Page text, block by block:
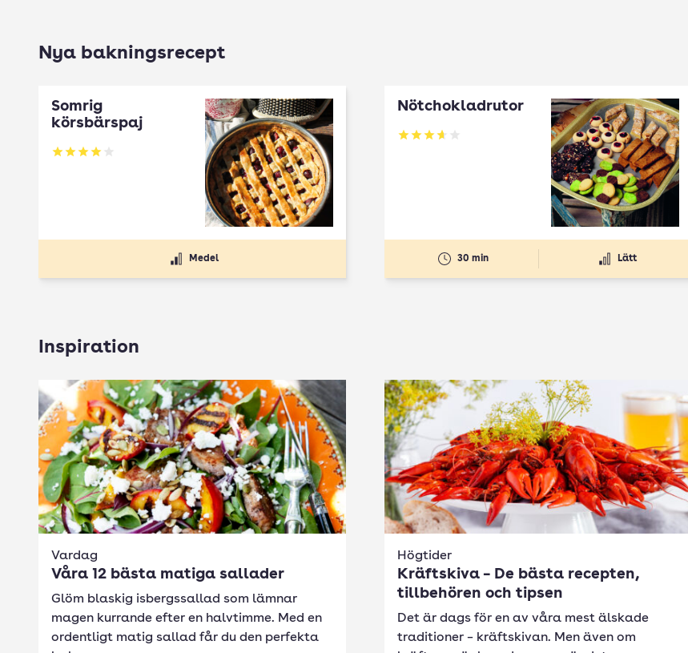
Nya bakningsrecept
Somrig
körsbärspaj
Betyg: 4 av 5
Medel
Nötchokladrutor
Betyg: 3.65 av 5
30 min Lätt
Inspiration
Vardag
Våra 12 bästa matiga sallader
Glöm blaskig isbergssallad som lämnar
magen kurrande efter en halvtimme. Med en
ordentligt matig sallad får du den perfekta
Högtider
Kräftskiva – De bästa recepten,
tillbehören och tipsen
Det är dags för en av våra mest älskade
traditioner – kräftskivan. Men även om